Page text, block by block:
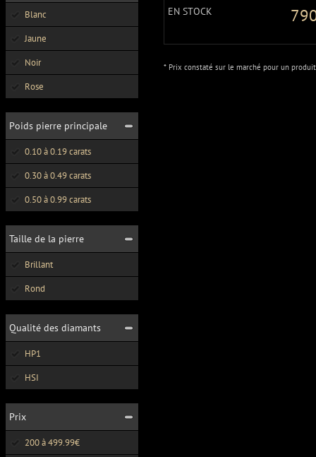
Blanc
Jaune
Noir
Rose
Poids pierre principale
0.10 à 0.19 carats
0.30 à 0.49 carats
0.50 à 0.99 carats
Taille de la pierre
Brillant
Rond
Qualité des diamants
HP1
HSI
Prix
200 à 499.99€
EN STOCK
* Prix constaté sur le marché pour un